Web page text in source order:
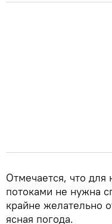
Отмечается, что
потоками не нужна
крайне желательно
ясная погода.